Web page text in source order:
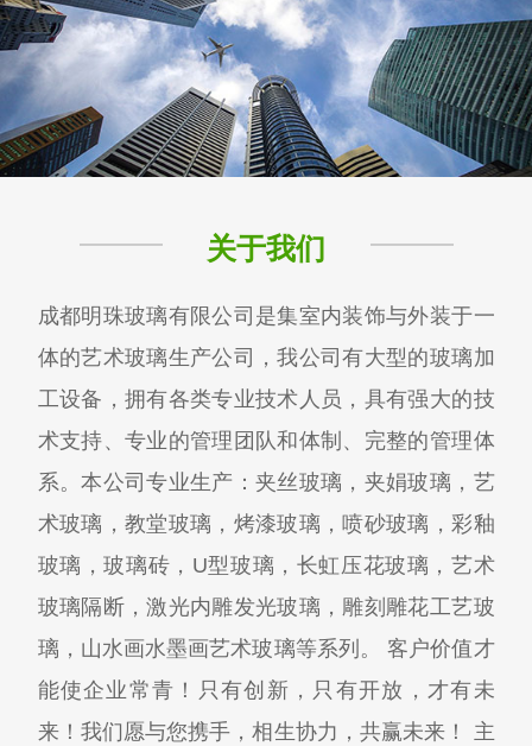
关于我们
成都明珠玻璃有限公司是集室内装饰与外装于一
体的艺术玻璃生产公司，我公司有大型的玻璃加
工设备，拥有各类专业技术人员，具有强大的技
术支持、专业的管理团队和体制、完整的管理体
系。本公司专业生产：夹丝玻璃，夹娟玻璃，艺
术玻璃，教堂玻璃，烤漆玻璃，喷砂玻璃，彩釉
玻璃，玻璃砖，U型玻璃，长虹压花玻璃，艺术
玻璃隔断，激光内雕发光玻璃，雕刻雕花工艺玻
璃，山水画水墨画艺术玻璃等系列。 客户价值才
能使企业常青！只有创新，只有开放，才有未
来！我们愿与您携手，相生协力，共赢未来！ 主